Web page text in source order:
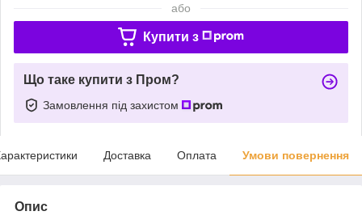
або
Купити з
Що таке купити з Пром?
Замовлення під захистом
Доставка Оплата Умови повернення
Опис